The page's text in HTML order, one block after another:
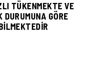
TÜKENMEKTE VE
GÖRE